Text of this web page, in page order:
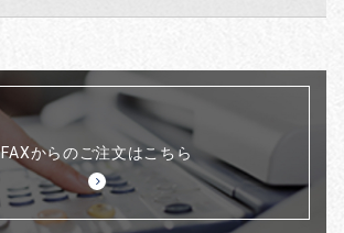
FAXからのご注文はこちら